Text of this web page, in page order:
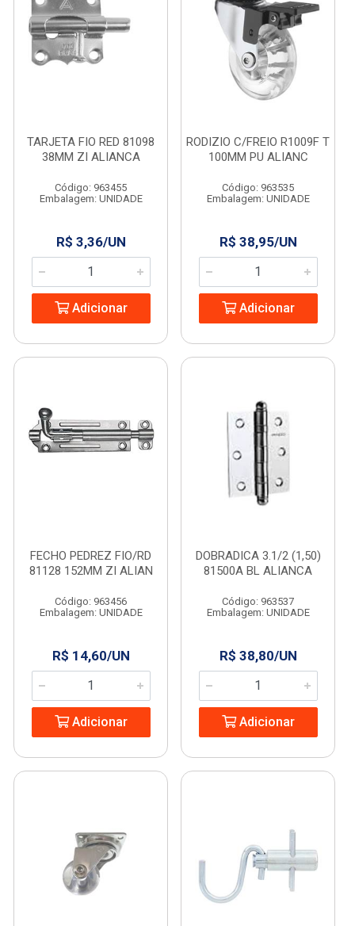
TARJETA FIO RED 81098
38MM ZI ALIANCA
Código: 963455
Embalagem: UNIDADE
R$ 3,36/UN
Adicionar
RODIZIO C/FREIO R1009F T
100MM PU ALIANC
Código: 963535
Embalagem: UNIDADE
R$ 38,95/UN
Adicionar
FECHO PEDREZ FIO/RD
81128 152MM ZI ALIAN
Código: 963456
Embalagem: UNIDADE
R$ 14,60/UN
Adicionar
DOBRADICA 3.1/2 (1,50)
81500A BL ALIANCA
Código: 963537
Embalagem: UNIDADE
R$ 38,80/UN
Adicionar